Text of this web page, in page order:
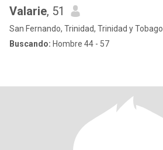
Valarie, 51
San Fernando, Trinidad, Trinidad y Tobago
Buscando: Hombre 44 - 57